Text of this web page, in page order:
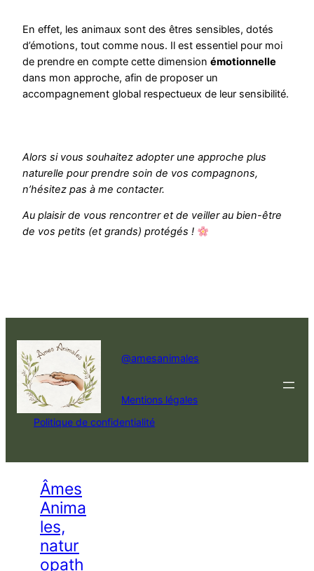
En effet, les animaux sont des êtres sensibles, dotés
d’émotions, tout comme nous. Il est essentiel pour moi
de prendre en compte cette dimension émotionnelle
dans mon approche, afin de proposer un
accompagnement global respectueux de leur sensibilité.
Alors si vous souhaitez adopter une approche plus
naturelle pour prendre soin de vos compagnons,
n’hésitez pas à me contacter.
Au plaisir de vous rencontrer et de veiller au bien-être
de vos petits (et grands) protégés !
@amesanimales
Mentions légales
Politique de confidentialité
Âmes
Anima
les,
natur
opath